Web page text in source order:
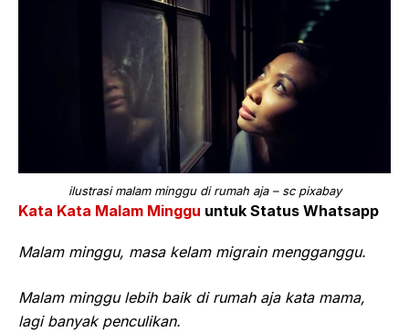
ilustrasi malam minggu di rumah aja – sc pixabay
Kata Kata Malam Minggu untuk Status Whatsapp
Malam minggu, masa kelam migrain mengganggu.
Malam minggu lebih baik di rumah aja kata mama,
lagi banyak penculikan.